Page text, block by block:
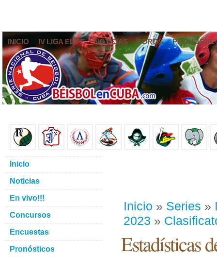
INICIO IV LIGA ELITE NOTICIAS FOROS
Inicio » Series »
2023 »
Estadísticas
Inicio
Noticias
En vivo!!!
Concursos
Encuestas
Pronósticos